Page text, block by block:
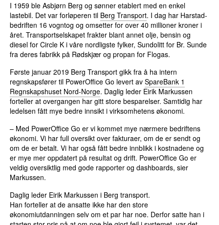
I 1959 ble Asbjørn Berg og sønner etablert med en enkel
lastebil. Det var forløperen til Berg Transport. I dag har Harstad-
bedriften 16 vogntog og omsetter for over 40 millioner kroner i
året. Transportselskapet frakter blant annet olje, bensin og
diesel for Circle K i våre nordligste fylker, Sundolitt for Br. Sunde
fra deres fabrikk på Rødskjær og propan for Flogas.
Første januar 2019 Berg Transport gikk fra å ha intern
regnskapsfører til PowerOffice Go levert avSpareBank 1
Regnskapshuset Nord-Norge. Daglig leder Eirik Markussen
forteller at overgangen har gitt store besparelser. Samtidig har
ledelsen fått mye bedre innsikt i virksomhetens økonomi.
– Med PowerOffice Go er vi kommet mye nærmere bedriftens
økonomi. Vi har full oversikt over fakturaer, om de er sendt og
om de er betalt. Vi har også fått bedre innblikk i kostnadene og
er mye mer oppdatert på resultat og drift. PowerOffice Go er
veldig oversiktlig med gode rapporter og dashboards, sier
Markussen.
Daglig leder Eirik Markussen i Berg transport.
Han forteller at de ansatte ikke har den store
økonomiutdanningen selv om et par har noe. Derfor satte han i